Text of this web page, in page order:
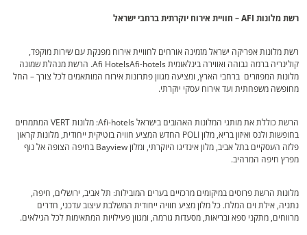
רשת מלונות AFI – חוויית אירוח יוקרתית ברחבי ישראל
רשת מלונות אפריקה ישראל מזמינה אורחים לחוויית אירוח מפנקת עם שירות מוקפד,
קולינריה ברמה גבוהה ואווירה בינלאומית Afi HotelsAfi-hotels. הרשת מנהלת שמונה
מלונות המפוזרים ברחבי הארץ, ומציעה מגוון פתרונות אירוח המותאמים לכל צורך – החל
מחופשה משפחתית ועד אירוח עסקי יוקרתי.
הרשת כוללת את מותגי המלונות האהובים בישראל Afi-hotels: מלונות VERT המתמחים
בחופשות ולנס ואיזון בריא, מלון POLI החדש המציע חוויה בוטיקית ייחודית, מלונות קראון
פלזה העסקיים בתל אביב, מלון אינדיגו היוקרתי, ומלון Bayview בחיפה הצופה אל נוף
מפרץ חיפה המרהיב.
מלונות הרשת פרוסים במיקומים מרכזיים בערים המובילות: תל אביב, ירושלים, חיפה,
נתניה, אילת וים המלח. כל מלון מציע חוויה ייחודית המשלבת עיצוב עדכני, חדרים
מרווחים, מתקני ספא ובריאות, מסעדות גורמה, ומגוון פעילויות המתאימות לכל הגילאים.